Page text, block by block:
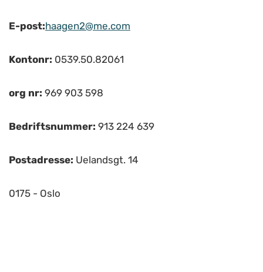
E-post:haagen2@me.com
Kontonr: 0539.50.82061
org nr: 969 903 598
Bedriftsnummer: 913 224 639
Postadresse: Uelandsgt. 14
0175 - Oslo